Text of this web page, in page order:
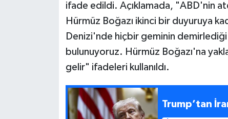
ifade edildi. Açıklamada, "ABD'nin
Hürmüz Boğazı ikinci bir duyuruya
Denizi'nde hiçbir geminin demirlediği
bulunuyoruz. Hürmüz Boğazı'na
gelir" ifadeleri kullanıldı.
Trump’tan
Teknoloji
Televizyon
Yaşam-Çevre